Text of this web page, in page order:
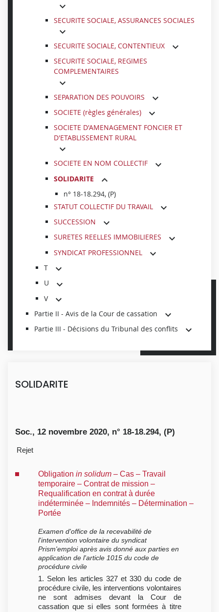
SECURITE SOCIALE, ASSURANCES SOCIALES
SECURITE SOCIALE, CONTENTIEUX
SECURITE SOCIALE, REGIMES
COMPLEMENTAIRES
SEPARATION DES POUVOIRS
SOCIETE (règles générales)
SOCIETE D'AMENAGEMENT FONCIER ET
D'ETABLISSEMENT RURAL
SOCIETE EN NOM COLLECTIF
SOLIDARITE
n° 18-18.294, (P)
STATUT COLLECTIF DU TRAVAIL
SUCCESSION
SURETES REELLES IMMOBILIERES
SYNDICAT PROFESSIONNEL
T
U
V
Partie II - Avis de la Cour de cassation
Partie III - Décisions du Tribunal des conflits
SOLIDARITE
Soc., 12 novembre 2020, n° 18-18.294, (P)
Rejet
Obligation in solidum– Cas – Travail
temporaire – Contrat de mission –
Requalification en contrat à durée
indéterminée – Indemnités – Détermination –
Portée
Examen d'office de la recevabilité de
l'intervention volontaire du syndicat
Prism'emploi après avis donné aux parties en
application de l'article 1015 du code de
procédure civile
1. Selon les articles 327 et 330 du code de
procédure civile, les interventions volontaires
ne sont admises devant la Cour de
cassation que si elles sont formées à titre